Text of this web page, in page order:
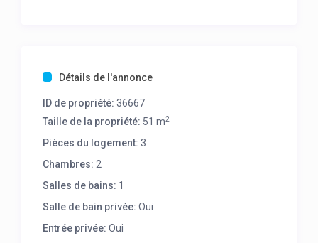
Détails de l'annonce
ID de propriété: 36667
Taille de la propriété: 51 m2
Pièces du logement: 3
Chambres: 2
Salles de bains: 1
Salle de bain privée: Oui
Entrée privée: Oui